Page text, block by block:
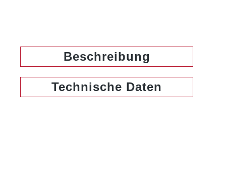
Beschreibung
Technische Daten